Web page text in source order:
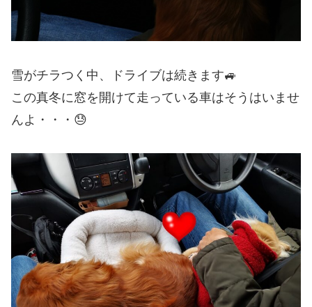
雪がチラつく中、ドライブは続きます🚙
この真冬に窓を開けて走っている車はそうはいませ
んよ・・・😓